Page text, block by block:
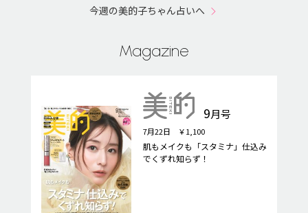
今週の美的子ちゃん占いへ
Magazine
9月号
7月22日 ￥1,100
肌もメイクも「スタミナ」仕込み
でくずれ知らず！